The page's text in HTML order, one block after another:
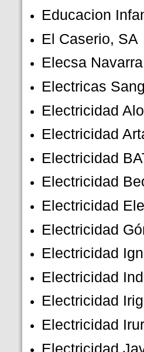
Educacion
El Caserio, SA
Elecsa Navarra
Electricas
Electricidad
Electricidad
Electricidad
Electricidad
Electricidad
Electricidad
Electricidad
Electricidad
Electricidad
Electricidad
Electricidad